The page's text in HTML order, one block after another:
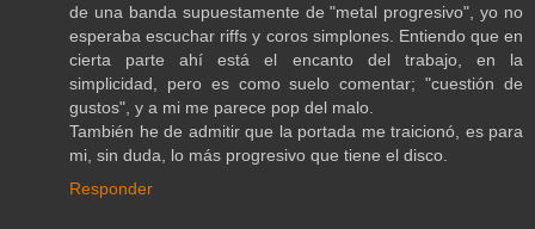
de una banda supuestamente de "metal progresivo", yo no
esperaba escuchar riffs y coros simplones. Entiendo que en
cierta parte ahí está el encanto del trabajo, en la
simplicidad, pero es como suelo comentar; "cuestión de
gustos", y a mi me parece pop del malo.
También he de admitir que la portada me traicionó, es para
mi, sin duda, lo más progresivo que tiene el disco.
Responder